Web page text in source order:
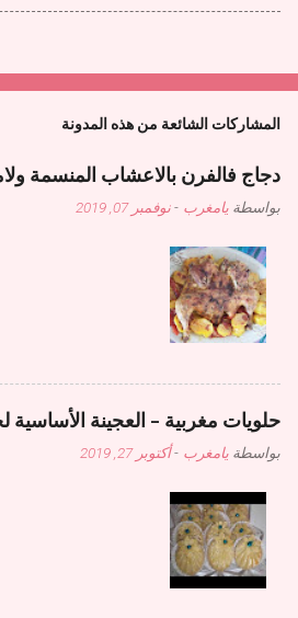
المشاركات الشائعة من هذه المدونة
دجاج فالفرن بالاعشاب المنسمة
بواسطة يامغرب -نوفمبر 07, 2019
حلويات مغربية - العجينة الأساسية
بواسطة يامغرب -أكتوبر 27, 2019